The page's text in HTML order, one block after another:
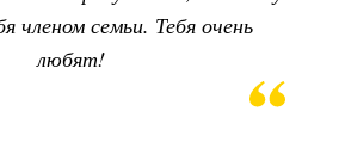
членом семьи. Тебя очень
любят!